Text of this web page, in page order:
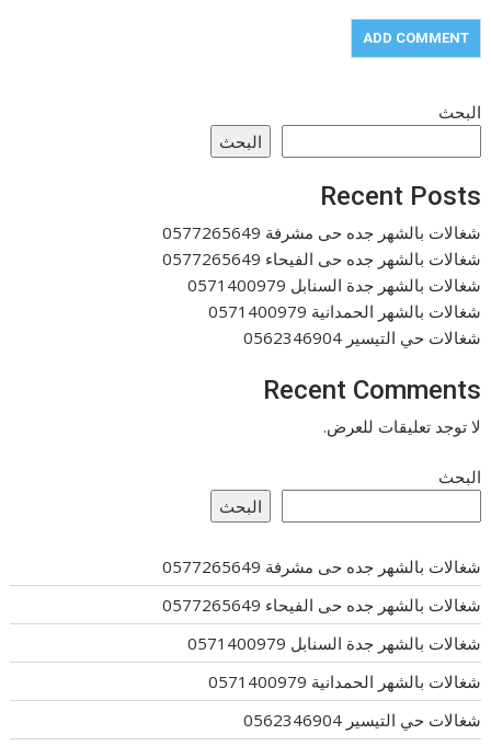
البحث
البحث
Recent Posts
شغالات بالشهر جده حى مشرفة 0577265649
شغالات بالشهر جده حى الفيحاء 0577265649
شغالات بالشهر جدة السنابل 0571400979
شغالات بالشهر الحمدانية 0571400979
شغالات حي التيسير 0562346904
Recent Comments
لا توجد تعليقات للعرض.
البحث
البحث
شغالات بالشهر جده حى مشرفة 0577265649
شغالات بالشهر جده حى الفيحاء 0577265649
شغالات بالشهر جدة السنابل 0571400979
شغالات بالشهر الحمدانية 0571400979
شغالات حي التيسير 0562346904